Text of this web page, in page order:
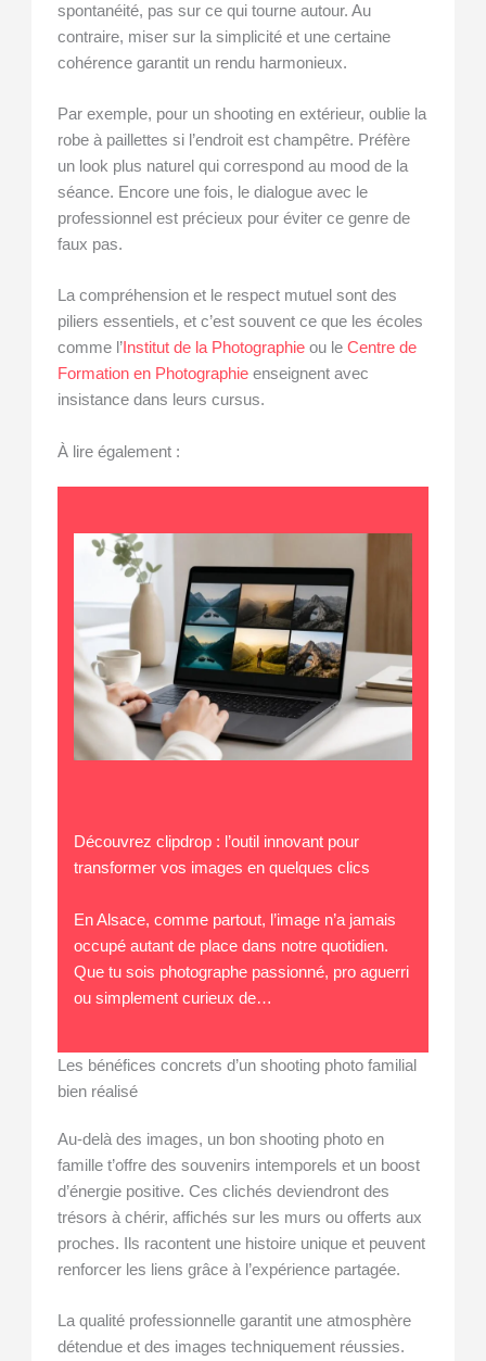
spontanéité, pas sur ce qui tourne autour. Au
contraire, miser sur la simplicité et une certaine
cohérence garantit un rendu harmonieux.
Par exemple, pour un shooting en extérieur, oublie la
robe à paillettes si l’endroit est champêtre. Préfère
un look plus naturel qui correspond au mood de la
séance. Encore une fois, le dialogue avec le
professionnel est précieux pour éviter ce genre de
faux pas.
La compréhension et le respect mutuel sont des
piliers essentiels, et c’est souvent ce que les écoles
comme l’ Institut de la Photographie ou leCentre de
Formation en Photographie enseignent avec
insistance dans leurs cursus.
À lire également :
Découvrez clipdrop : l’outil innovant pour
transformer vos images en quelques clics
En Alsace, comme partout, l’image n’a jamais
occupé autant de place dans notre quotidien.
Que tu sois photographe passionné, pro aguerri
ou simplement curieux de…
Les bénéfices concrets d’un shooting photo familial
bien réalisé
Au-delà des images, un bon shooting photo en
famille t’offre des souvenirs intemporels et un boost
d’énergie positive. Ces clichés deviendront des
trésors à chérir, affichés sur les murs ou offerts aux
proches. Ils racontent une histoire unique et peuvent
renforcer les liens grâce à l’expérience partagée.
La qualité professionnelle garantit une atmosphère
détendue et des images techniquement réussies.